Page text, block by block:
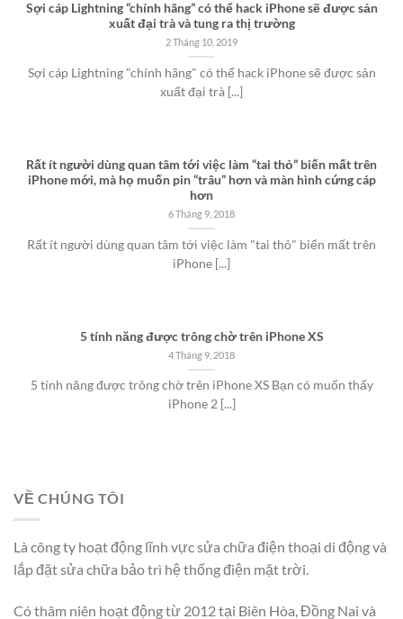
Sợi cáp Lightning “chính hãng” có thể hack iPhone sẽ được sản
xuất đại trà và tung ra thị trường
2 Tháng 10, 2019
Sợi cáp Lightning "chính hãng" có thể hack iPhone sẽ được sản
xuất đại trà [...]
Rất ít người dùng quan tâm tới việc làm “tai thỏ” biến mất trên
iPhone mới, mà họ muốn pin “trâu” hơn và màn hình cứng cáp
hơn
6 Tháng 9, 2018
Rất ít người dùng quan tâm tới việc làm "tai thỏ" biến mất trên
iPhone [...]
5 tính năng được trông chờ trên iPhone XS
4 Tháng 9, 2018
5 tính năng được trông chờ trên iPhone XS Bạn có muốn thấy
iPhone 2 [...]
VỀ CHÚNG TÔI
Là công ty hoạt động lĩnh vực sửa chữa điện thoại di động và
lắp đặt sửa chữa bảo trì hệ thống điện mặt trời.
Có thâm niên hoạt động từ 2012 tại Biên Hòa, Đồng Nai và